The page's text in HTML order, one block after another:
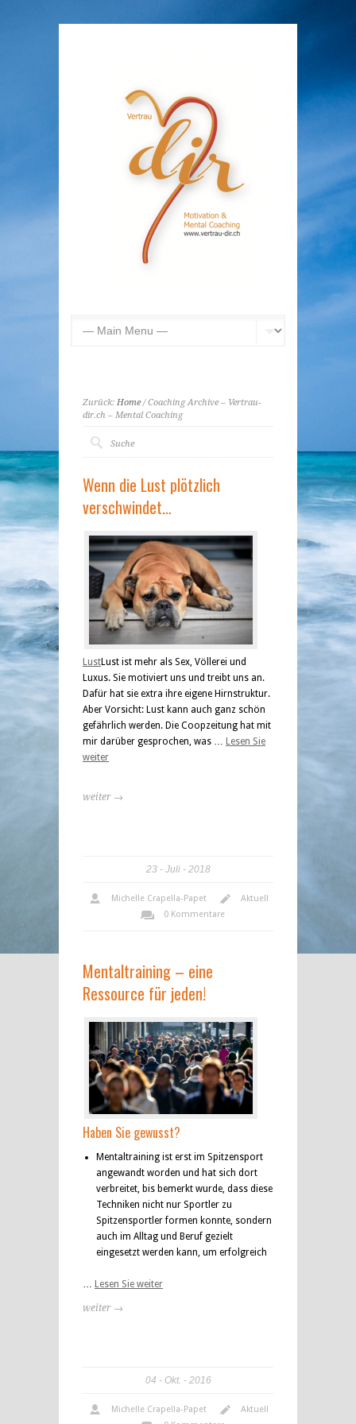
Zurück: Home/ Coaching Archive – Vertrau-
dir.ch – Mental Coaching
Wenn die Lust plötzlich
verschwindet…
LustLust ist mehr als Sex, Völlerei und
Luxus. Sie motiviert uns und treibt uns an.
Dafür hat sie extra ihre eigene Hirnstruktur.
Aber Vorsicht: Lust kann auch ganz schön
gefährlich werden. Die Coopzeitung hat mit
mir darüber gesprochen, was … Lesen Sie
weiter
weiter →
23 Juli 2018
Michelle Crapella-Papet
Aktuell
0 Kommentare
Mentaltraining – eine
Ressource für jeden!
Haben Sie gewusst?
Mentaltraining ist erst im Spitzensport
angewandt worden und hat sich dort
verbreitet, bis bemerkt wurde, dass diese
Techniken nicht nur Sportler zu
Spitzensportler formen konnte, sondern
auch im Alltag und Beruf gezielt
eingesetzt werden kann, um erfolgreich
… Lesen Sie weiter
weiter →
04 Okt. 2016
Michelle Crapella-Papet
Aktuell